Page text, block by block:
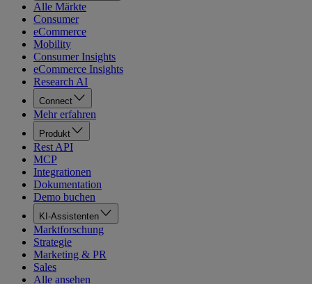
Alle Märkte
Consumer
eCommerce
Mobility
Consumer Insights
eCommerce Insights
Research AI
Connect
Mehr erfahren
Produkt
Rest API
MCP
Integrationen
Dokumentation
Demo buchen
KI-Assistenten
Marktforschung
Strategie
Marketing & PR
Sales
Alle ansehen